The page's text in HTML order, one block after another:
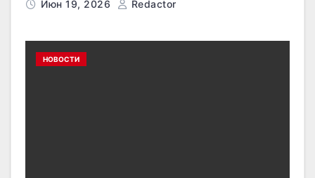
Июн 19, 2026 Redactor
НОВОСТИ